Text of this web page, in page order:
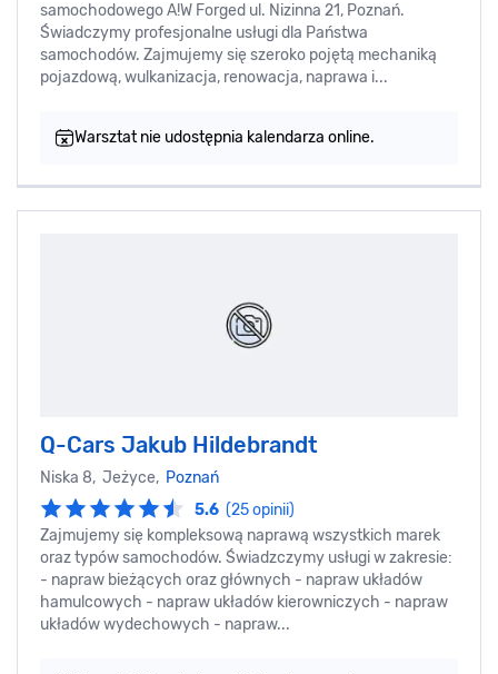
samochodowego A!W Forged ul. Nizinna 21, Poznań.
Świadczymy profesjonalne usługi dla Państwa
samochodów. Zajmujemy się szeroko pojętą mechaniką
pojazdową, wulkanizacja, renowacja, naprawa i...
Warsztat nie udostępnia kalendarza online.
Q-Cars Jakub Hildebrandt
Niska 8, Jeżyce, Poznań
5.6 (25 opinii)
Zajmujemy się kompleksową naprawą wszystkich marek
oraz typów samochodów. Świadzczymy usługi w zakresie:
- napraw bieżących oraz głównych - napraw układów
hamulcowych - napraw układów kierowniczych - napraw
układów wydechowych - napraw...